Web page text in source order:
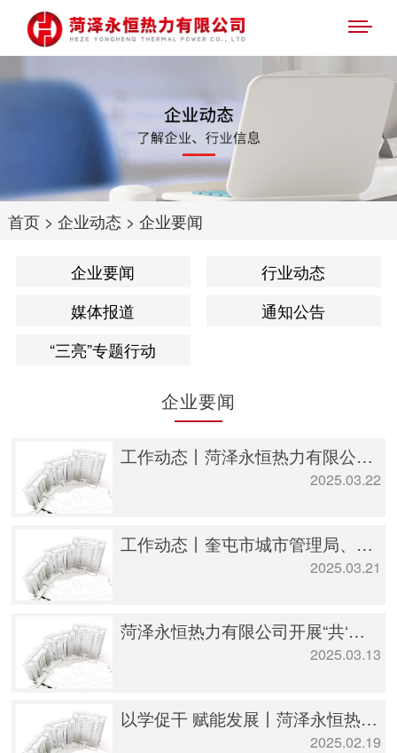
首页> 企业动态 > 企业要闻
企业要闻
行业动态
媒体报道
通知公告
“三亮”专题行动
企业要闻
工作动态丨菏泽永恒热力有限公司赴同行企业考察学习 探寻行业发展“新航标”
2025.03.22
工作动态丨奎屯市城市管理局、供热企业到菏泽永恒热力有限公司交流学习
2025.03.21
菏泽永恒热力有限公司开展“共‘植’青绿，不负春光”植树节活动
2025.03.13
以学促干 赋能发展丨菏泽永恒热力有限公司开展“供热理论与安全”培训
2025.02.19